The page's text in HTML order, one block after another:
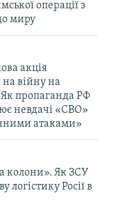
операції з
миру
акція
на війну на
пропаганда РФ
невдачі «СВО»
атаками»
колони». Як ЗСУ
логістику Росії в